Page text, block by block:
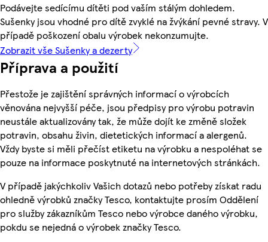
Podávejte sedícímu dítěti pod vaším stálým dohledem.
Sušenky jsou vhodné pro dítě zvyklé na žvýkání pevné stravy. V
případě poškození obalu výrobek nekonzumujte.
Zobrazit vše Sušenky a dezerty
Příprava a použití
Přestože je zajištění správných informací o výrobcích
věnována nejvyšší péče, jsou předpisy pro výrobu potravin
neustále aktualizovány tak, že může dojít ke změně složek
potravin, obsahu živin, dietetických informací a alergenů.
Vždy byste si měli přečíst etiketu na výrobku a nespoléhat se
pouze na informace poskytnuté na internetových stránkách.
V případě jakýchkoliv Vašich dotazů nebo potřeby získat radu
ohledně výrobků značky Tesco, kontaktujte prosím Oddělení
pro služby zákazníkům Tesco nebo výrobce daného výrobku,
pokdu se nejedná o výrobek značky Tesco.